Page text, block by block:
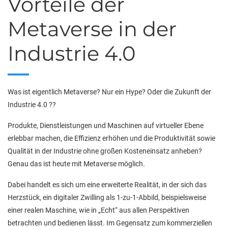
Metaverse in der
Industrie 4.0
Was ist eigentlich Metaverse? Nur ein Hype? Oder die Zukunft der
Industrie 4.0 ??
Produkte, Dienstleistungen und Maschinen auf virtueller Ebene
erlebbar machen, die Effizienz erhöhen und die Produktivität sowie
Qualität in der Industrie ohne großen Kosteneinsatz anheben?
Genau das ist heute mit Metaverse möglich.
Dabei handelt es sich um eine erweiterte Realität, in der sich das
Herzstück, ein digitaler Zwilling als 1-zu-1-Abbild, beispielsweise
einer realen Maschine, wie in „Echt“ aus allen Perspektiven
betrachten und bedienen lässt. Im Gegensatz zum kommerziellen